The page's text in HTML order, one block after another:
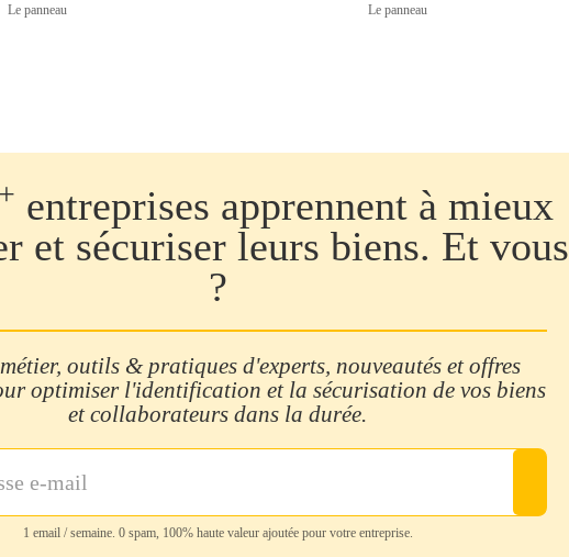
Le panneau Le panneau
+ entreprises apprennent à mieux
et sécuriser leurs biens. Et vous
?
outils & pratiques d'experts, nouveautés et offres
optimiser l'identification et la sécurisation de vos biens
et collaborateurs dans la durée.
1 email / semaine. 0 spam, 100% haute valeur ajoutée pour votre entreprise.